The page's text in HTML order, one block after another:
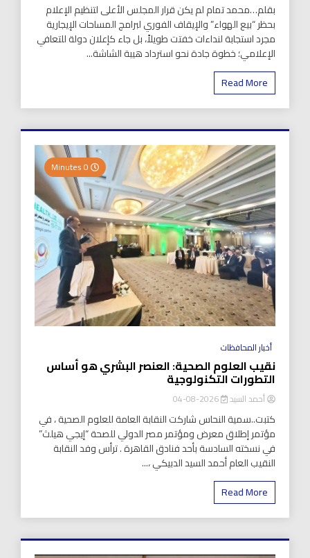
بقلم…محمد تمام لم يكن قرار المجلس الأعلى لتنظيم الإعلام
بحظر “بيع الهواء” والإيقاف الفوري لبرامج المساحات الإيجارية
مجرد استجابة لنداءات خفتت طويلاً، بل جاء كإعلان دولة للتعافي
الإعلامي؛ خطوة جادة نحو استرداد هيبة الشاشة...
Read More
أخبار المحافظات
نقيب العلوم الصحية: العنصر البشري هو أساس
التطورات التكنولوجية
أحمد السيد 2026-08-04
كتبت..سمية النحاس شاركت النقابة العامة للعلوم الصحية ، في
مؤتمر إطلاق معرض ومؤتمر مصر الدولي للصحة “إيجي هيلث”
في نسخته السادسة بأحد فنادق القاهرة . ترأس وفد النقابة
النقيب العام أحمد السيد الدبيكي ،...
Read More